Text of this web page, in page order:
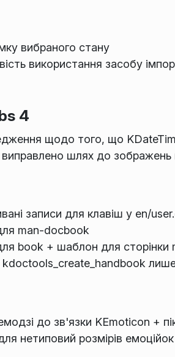
вибраного стану
використання засобу
4
щодо того, що
шлях до зображень
записи для клавіш у en/
man-docbook
book + шаблон для
kdoctools_create_handbook
до зв'язки KEmoticon +
нетиповий розмірів емоційок